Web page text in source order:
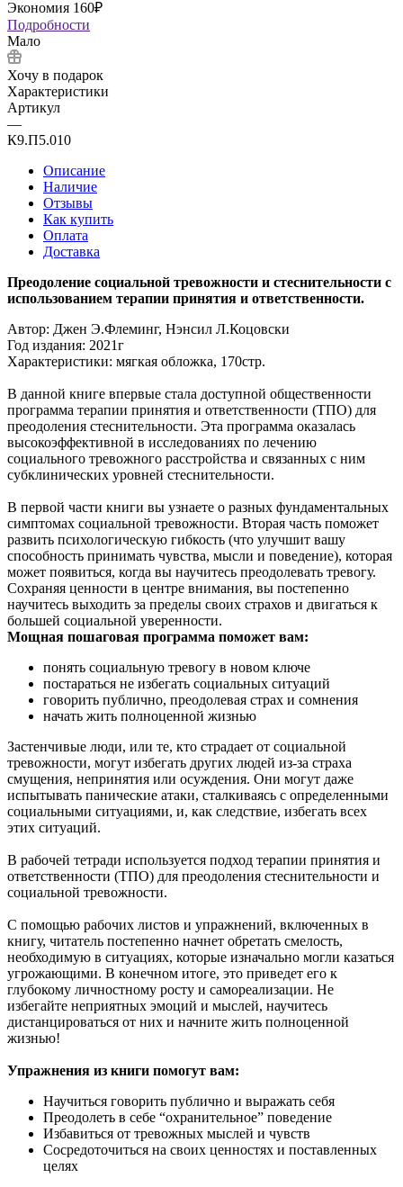
Экономия 160₽
Подробности
Мало
Хочу в подарок
Характеристики
Артикул
—
К9.П5.010
Описание
Наличие
Отзывы
Как купить
Оплата
Доставка
Преодоление социальной тревожности и стеснительности с
использованием терапии принятия и ответственности.
Автор: Джен Э.Флеминг, Нэнсил Л.Коцовски
Год издания: 2021г
Характеристики: мягкая обложка, 170стр.
В данной книге впервые стала доступной общественности
программа терапии принятия и ответственности (ТПО) для
преодоления стеснительности. Эта программа оказалась
высокоэффективной в исследованиях по лечению
социального тревожного расстройства и связанных с ним
субклинических уровней стеснительности.
В первой части книги вы узнаете о разных фундаментальных
симптомах социальной тревожности. Вторая часть поможет
развить психологическую гибкость (что улучшит вашу
способность принимать чувства, мысли и поведение), которая
может появиться, когда вы научитесь преодолевать тревогу.
Сохраняя ценности в центре внимания, вы постепенно
научитесь выходить за пределы своих страхов и двигаться к
большей социальной уверенности.
Мощная пошаговая программа поможет вам:
понять социальную тревогу в новом ключе
постараться не избегать социальных ситуаций
говорить публично, преодолевая страх и сомнения
начать жить полноценной жизнью
Застенчивые люди, или те, кто страдает от социальной
тревожности, могут избегать других людей из-за страха
смущения, непринятия или осуждения. Они могут даже
испытывать панические атаки, сталкиваясь с определенными
социальными ситуациями, и, как следствие, избегать всех
этих ситуаций.
В рабочей тетради используется подход терапии принятия и
ответственности (ТПО) для преодоления стеснительности и
социальной тревожности.
С помощью рабочих листов и упражнений, включенных в
книгу, читатель постепенно начнет обретать смелость,
необходимую в ситуациях, которые изначально могли казаться
угрожающими. В конечном итоге, это приведет его к
глубокому личностному росту и самореализации. Не
избегайте неприятных эмоций и мыслей, научитесь
дистанцироваться от них и начните жить полноценной
жизнью!
Упражнения из книги помогут вам:
Научиться говорить публично и выражать себя
Преодолеть в себе “охранительное” поведение
Избавиться от тревожных мыслей и чувств
Сосредоточиться на своих ценностях и поставленных
целях